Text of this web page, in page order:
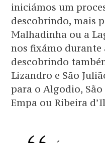
iniciámos um
descobrindo, mais
Malhadinha ou a
nos fixámo durante
descobrindo
Lizandro e São
para o Algodio,
Empa ou Ribeira